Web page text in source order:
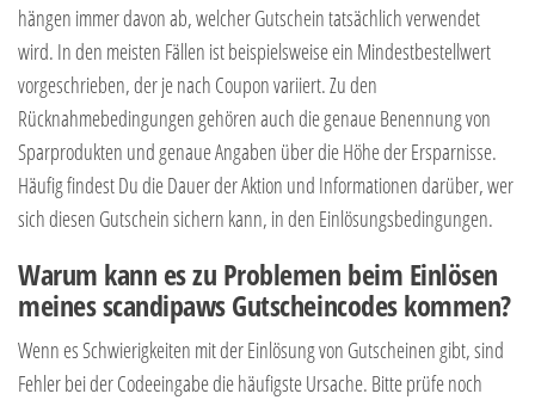
hängen immer davon ab, welcher Gutschein tatsächlich verwendet
wird. In den meisten Fällen ist beispielsweise ein Mindestbestellwert
vorgeschrieben, der je nach Coupon variiert. Zu den
Rücknahmebedingungen gehören auch die genaue Benennung von
Sparprodukten und genaue Angaben über die Höhe der Ersparnisse.
Häufig findest Du die Dauer der Aktion und Informationen darüber, wer
sich diesen Gutschein sichern kann, in den Einlösungsbedingungen.
Warum kann es zu Problemen beim Einlösen
meines scandipaws Gutscheincodes kommen?
Wenn es Schwierigkeiten mit der Einlösung von Gutscheinen gibt, sind
Fehler bei der Codeeingabe die häufigste Ursache. Bitte prüfe noch